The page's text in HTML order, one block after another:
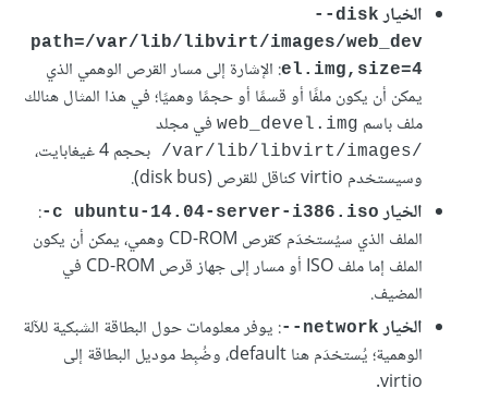
الخيار ‎--disk
path=/var/lib/libvirt/images/web_dev
el.img,size=4: الإشارة إلى مسار القرص الوهمي الذي
يمكن أن يكون ملفًا أو قسمًا أو حجمًا وهميًا؛ في هذا المثال هنالك
ملف باسم web_devel.img في مجلد
‎/var/lib/libvirt/images/‎
بحجم 4 غيغابايت،
وسيستخدم virtio كناقل للقرص (disk bus).
الخيار‎:
-c ubuntu-14.04-server-i386.iso
الملف الذي سيُستخدَم كقرص CD-ROM وهمي، يمكن أن يكون
الملف إما ملف ISO أو مسار إلى جهاز قرص CD-ROM في
المضيف.
الخيار ‎--network: يوفر معلومات حول البطاقة الشبكية للآلة
الوهمية؛ يُستخدَم هنا default، وضُبِط موديل البطاقة إلى
virtio.